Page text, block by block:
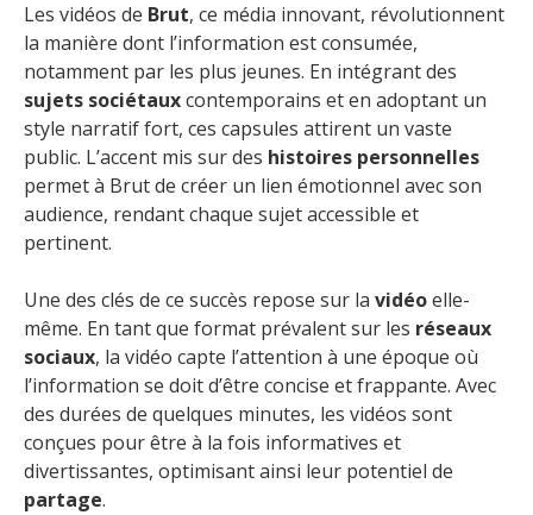
Les vidéos de Brut, ce média innovant, révolutionnent
la manière dont l’information est consumée,
notamment par les plus jeunes. En intégrant des
sujets sociétauxcontemporains et en adoptant un
style narratif fort, ces capsules attirent un vaste
public. L’accent mis sur des histoires personnelles
permet à Brut de créer un lien émotionnel avec son
audience, rendant chaque sujet accessible et
pertinent.
Une des clés de ce succès repose sur la vidéoelle-
même. En tant que format prévalent sur les réseaux
sociaux, la vidéo capte l’attention à une époque où
l’information se doit d’être concise et frappante. Avec
des durées de quelques minutes, les vidéos sont
conçues pour être à la fois informatives et
divertissantes, optimisant ainsi leur potentiel de
partage.